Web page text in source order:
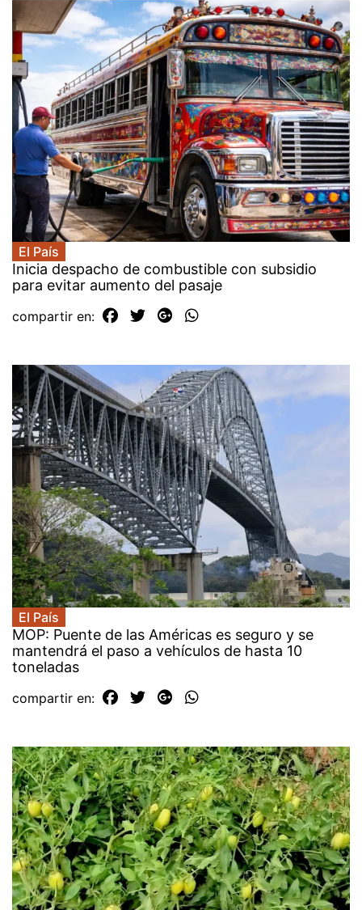
El País
Inicia despacho de combustible con subsidio
para evitar aumento del pasaje
compartir en:
El País
MOP: Puente de las Américas es seguro y se
mantendrá el paso a vehículos de hasta 10
toneladas
compartir en: